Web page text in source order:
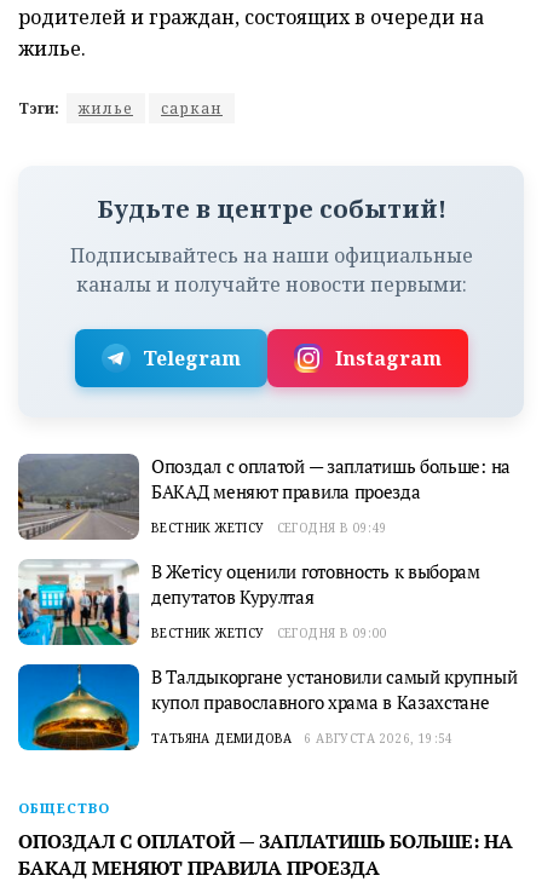
родителей и граждан, состоящих в очереди на
жилье.
Тэги: жилье саркан
Будьте в центре событий!
Подписывайтесь на наши официальные
каналы и получайте новости первыми:
Telegram Instagram
Опоздал с оплатой — заплатишь больше: на
БАКАД меняют правила проезда
ВЕСТНИК ЖЕТІСУ СЕГОДНЯ В 09:49
В Жетісу оценили готовность к выборам
депутатов Курултая
ВЕСТНИК ЖЕТІСУ СЕГОДНЯ В 09:00
В Талдыкоргане установили самый крупный
купол православного храма в Казахстане
ТАТЬЯНА ДЕМИДОВА 6 АВГУСТА 2026, 19:54
ОБЩЕСТВО
ОПОЗДАЛ С ОПЛАТОЙ — ЗАПЛАТИШЬ БОЛЬШЕ: НА
БАКАД МЕНЯЮТ ПРАВИЛА ПРОЕЗДА